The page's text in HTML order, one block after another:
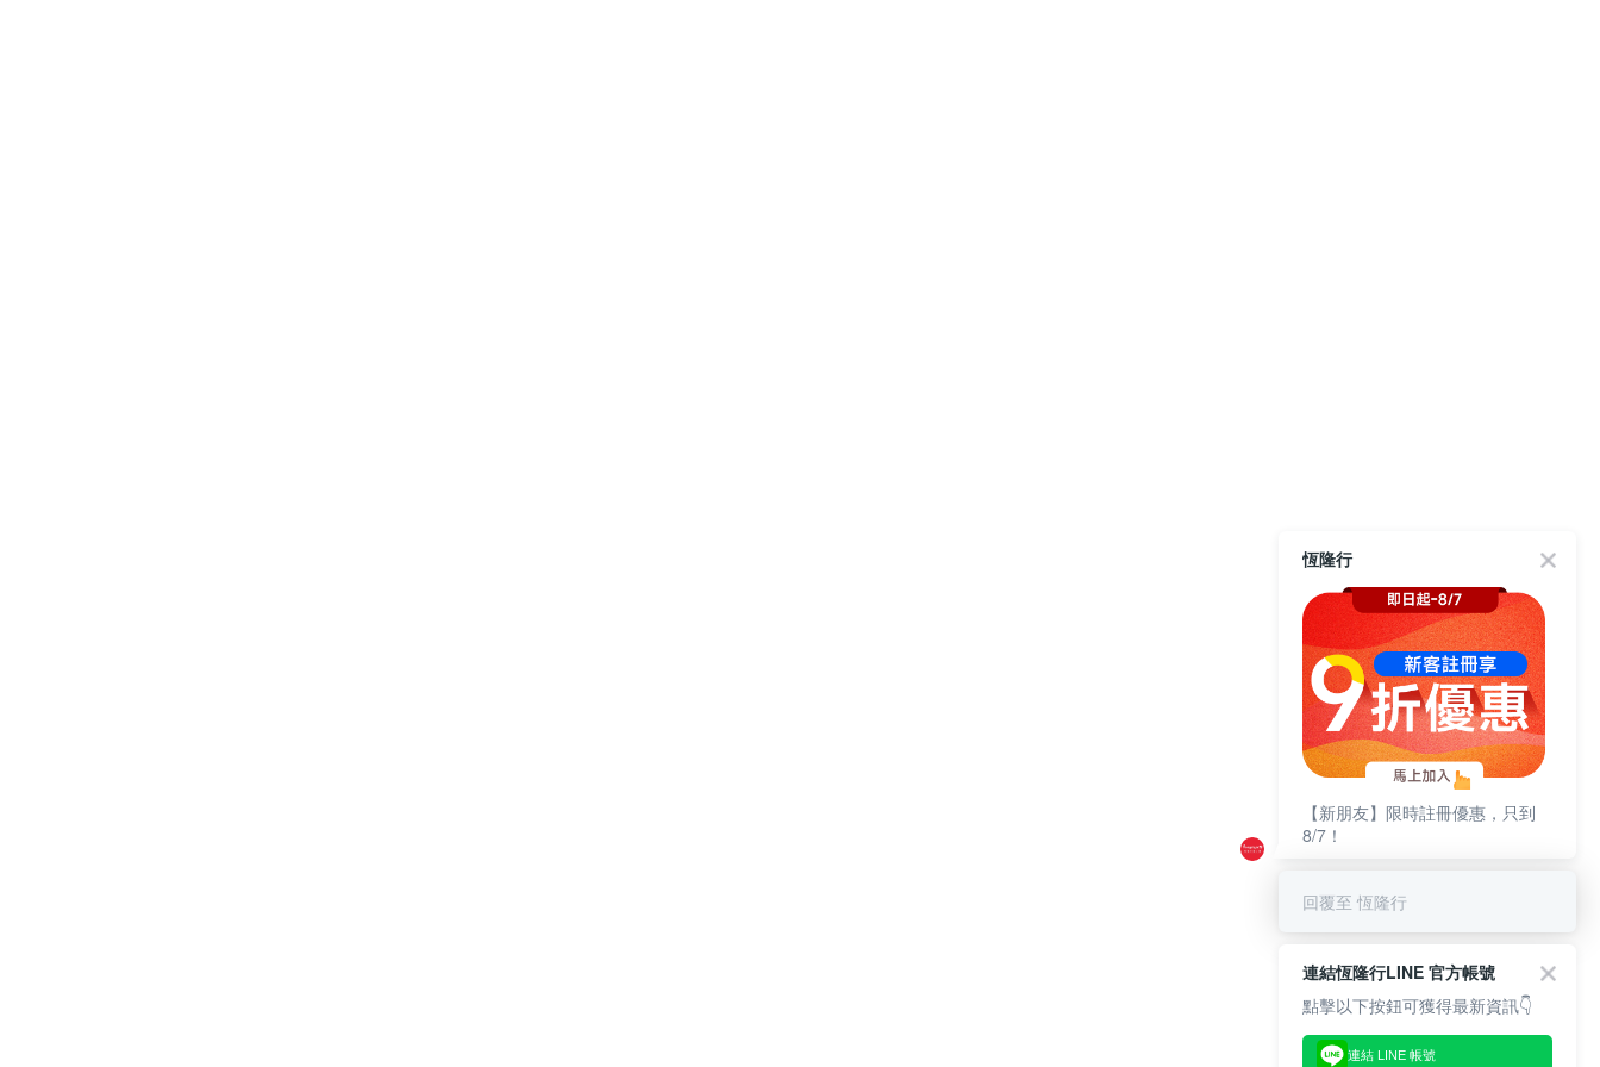
恆隆行
【新朋友】限時註冊優惠，只到
8/7！
回覆至 恆隆行
連結恆隆行LINE 官方帳號
點擊以下按鈕可獲得最新資訊👇
連結 LINE 帳號